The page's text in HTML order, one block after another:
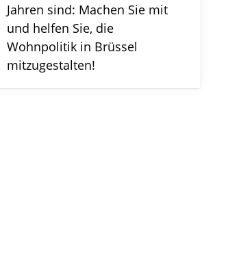
Jahren sind: Machen Sie mit
und helfen Sie, die
Wohnpolitik in Brüssel
mitzugestalten!